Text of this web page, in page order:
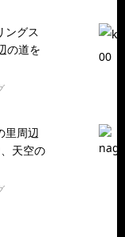
ングス
の道を
里周辺
天空の